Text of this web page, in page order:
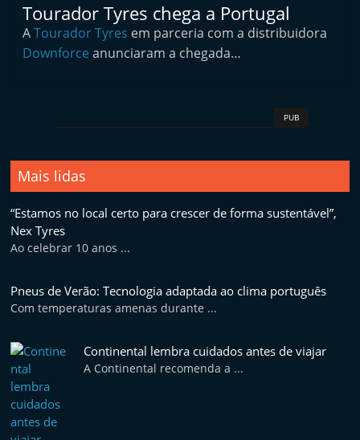
s
e
s
o
s
p
i
o
s
Tourador Tyres chega a Portugal
ATourador Tyres em parceria com a distribuidora
Downforce anunciaram a chegada…
PUB
Mais lidas
“Estamos no local certo para crescer de forma sustentável”,
Nex Tyres
Ao celebrar 10 anos ...
Pneus de Verão: Tecnologia adaptada ao clima português
Com temperaturas amenas durante ...
Continental lembra cuidados antes de viajar
A Continental recomenda a ...